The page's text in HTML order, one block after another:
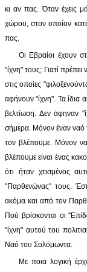
κι αν πας. Όταν έχεις
χώρου, στον οποίον
πας.
Οι Εβραίοι έχουν
"ίχνη" τους; Γιατί
στις οποίες
αφήνουν "ίχνη". Τα ίδια
βελτίωση. Δεν άφηναν
σήμερα. Μόνον έναν ναό
τον βλέπουμε. Μόνον
βλέπουμε είναι ένας
ότι ήταν χτισμένος
"Παρθενώνας" τους.
ακόμα και από τον
Πού βρίσκονται οι
"ίχνη" αυτού του
Ναό του Σολόμωντα.
Με ποια λογική